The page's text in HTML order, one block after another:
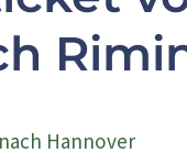
Hannover